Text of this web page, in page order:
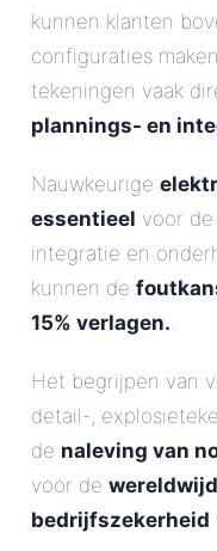
kunnen klanten
configuraties
tekeningen vaak
plannings- en
Nauwkeurige
essentieel voor
integratie en
kunnen de
15% verlagen..
Het begrijpen van
detail-,
de naleving van
voor de
bedrijfszekerheid